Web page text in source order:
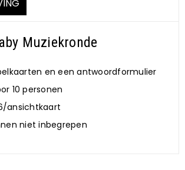
Muziekronde
en een antwoordformulier
10 personen
ansichtkaart
niet inbegrepen